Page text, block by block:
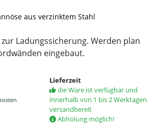
aus verzinktem Stahl
Ladungssicherung. Werden plan
eingebaut.
Lieferzeit
die Ware ist verfügbar und
innerhalb von 1 bis 2 Werktagen
versandbereit
Abholung möglich!